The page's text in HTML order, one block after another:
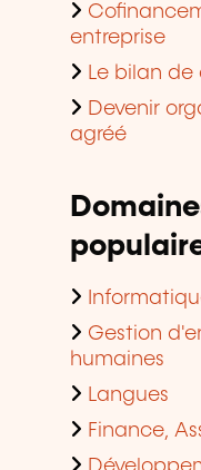
entreprise
Le bilan
Devenir
agréé
Gestion
humaines
Langues
Finance,